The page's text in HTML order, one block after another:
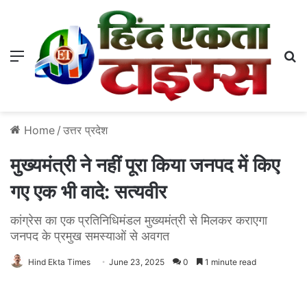
Menu
Home / उत्तर प्रदेश
मुख्यमंत्री ने नहीं पूरा किया जनपद में किए
गए एक भी वादे: सत्यवीर
कांग्रेस का एक प्रतिनिधिमंडल मुख्यमंत्री से मिलकर कराएगा
जनपद के प्रमुख समस्याओं से अवगत
Hind Ekta Times June 23, 2025 0 1 minute read